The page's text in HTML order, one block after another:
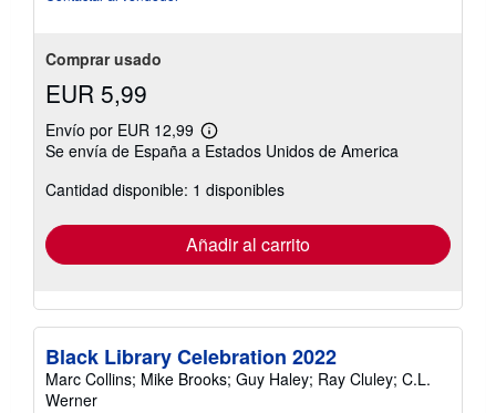
Comprar usado
EUR 5,99
Envío por EUR 12,99
Más
información
las
tarifas
envío
Se envía de España a Estados Unidos de America
Cantidad disponible: 1 disponibles
Añadir al carrito
Black Library Celebration 2022
Marc Collins; Mike Brooks; Guy Haley; Ray Cluley; C.L.
Werner